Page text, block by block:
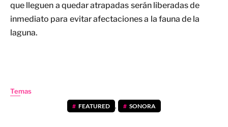
que lleguen a quedar atrapadas serán liberadas de
inmediato para evitar afectaciones a la fauna de la
laguna.
Temas
FEATURED , SONORA